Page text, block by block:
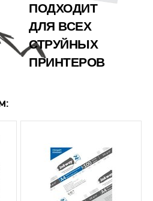
ПОДХОДИТ
ДЛЯ ВСЕХ
СТРУЙНЫХ
ПРИНТЕРОВ